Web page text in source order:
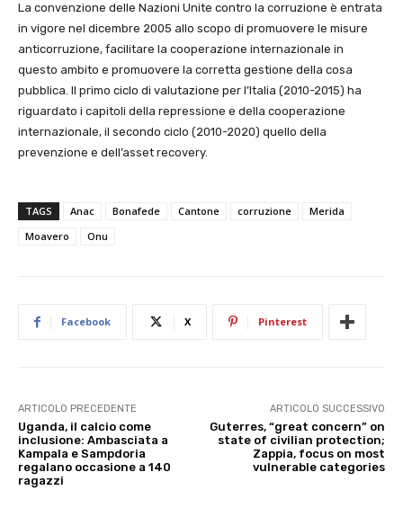
La convenzione delle Nazioni Unite contro la corruzione è entrata
in vigore nel dicembre 2005 allo scopo di promuovere le misure
anticorruzione, facilitare la cooperazione internazionale in
questo ambito e promuovere la corretta gestione della cosa
pubblica. Il primo ciclo di valutazione per l’Italia (2010-2015) ha
riguardato i capitoli della repressione e della cooperazione
internazionale, il secondo ciclo (2010-2020) quello della
prevenzione e dell’asset recovery.
TAGS Anac Bonafede Cantone corruzione
Merida
Moavero
Onu
Facebook X Pinterest
ARTICOLO PRECEDENTE
Uganda, il calcio come
inclusione: Ambasciata a
Kampala e Sampdoria
regalano occasione a 140
ragazzi
ARTICOLO SUCCESSIVO
Guterres, “great concern” on
state of civilian protection;
Zappia, focus on most
vulnerable categories